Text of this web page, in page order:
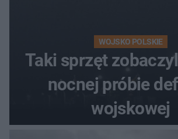
WOJSKO POLSKIE
Taki sprzęt
nocnej próbie
wojskowej